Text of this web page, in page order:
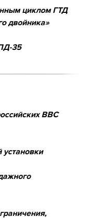
циклом ГТД
двойника»
35
ВВС
установки